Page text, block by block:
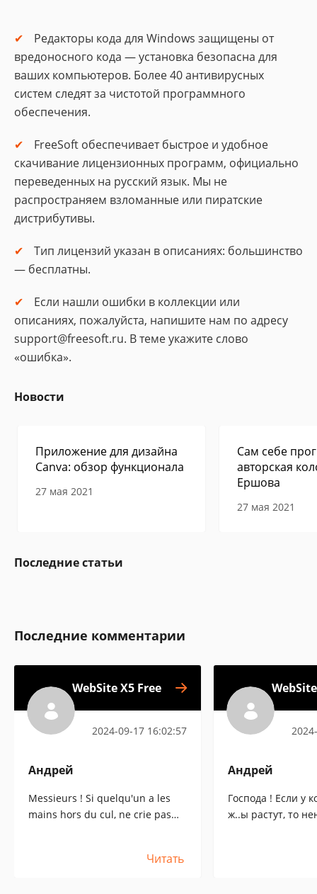
Редакторы кода для Windows защищены от
вредоносного кода — установка безопасна для
ваших компьютеров. Более 40 антивирусных
систем следят за чистотой программного
обеспечения.
FreeSoft обеспечивает быстрое и удобное
скачивание лицензионных программ, официально
переведенных на русский язык. Мы не
распространяем взломанные или пиратские
дистрибутивы.
Тип лицензий указан в описаниях: большинство
— бесплатны.
Если нашли ошибки в коллекции или
описаниях, пожалуйста, напишите нам по адресу
support@freesoft.ru. В теме укажите слово
«ошибка».
Новости
Приложение для дизайна
Canva: обзор функционала
27 мая 2021
Сам себе
авторская
Ершова
27 мая 2021
Последние статьи
Последние комментарии
WebSite X5 Free
2024-09-17 16:02:57
Андрей
Messieurs ! Si quelqu'un a les
mains hors du cul, ne crie pas
depuis 3 ans et je n'ai aucunЧитать
Андрей
Господа ! Если у
ж..ы растут, то